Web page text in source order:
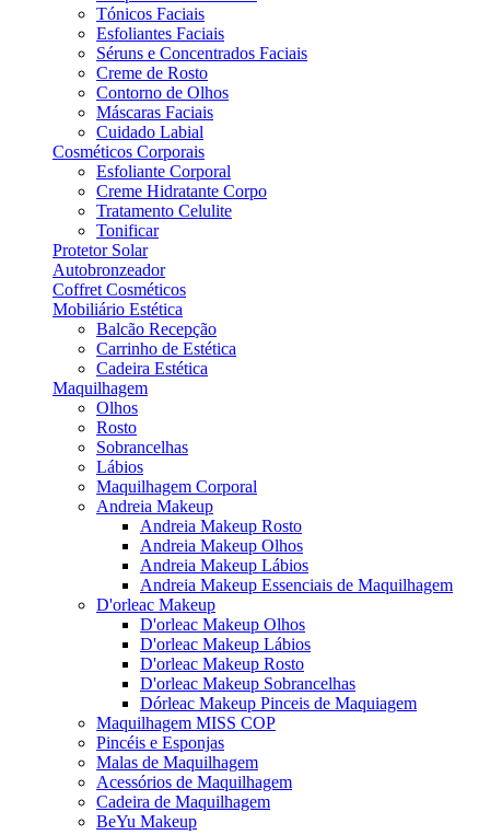
Tónicos Faciais
Esfoliantes Faciais
Séruns e Concentrados Faciais
Creme de Rosto
Contorno de Olhos
Máscaras Faciais
Cuidado Labial
Cosméticos Corporais
Esfoliante Corporal
Creme Hidratante Corpo
Tratamento Celulite
Tonificar
Protetor Solar
Autobronzeador
Coffret Cosméticos
Mobiliário Estética
Balcão Recepção
Carrinho de Estética
Cadeira Estética
Maquilhagem
Olhos
Rosto
Sobrancelhas
Lábios
Maquilhagem Corporal
Andreia Makeup
Andreia Makeup Rosto
Andreia Makeup Olhos
Andreia Makeup Lábios
Andreia Makeup Essenciais de Maquilhagem
D'orleac Makeup
D'orleac Makeup Olhos
D'orleac Makeup Lábios
D'orleac Makeup Rosto
D'orleac Makeup Sobrancelhas
Dórleac Makeup Pinceis de Maquiagem
Maquilhagem MISS COP
Pincéis e Esponjas
Malas de Maquilhagem
Acessórios de Maquilhagem
Cadeira de Maquilhagem
BeYu Makeup